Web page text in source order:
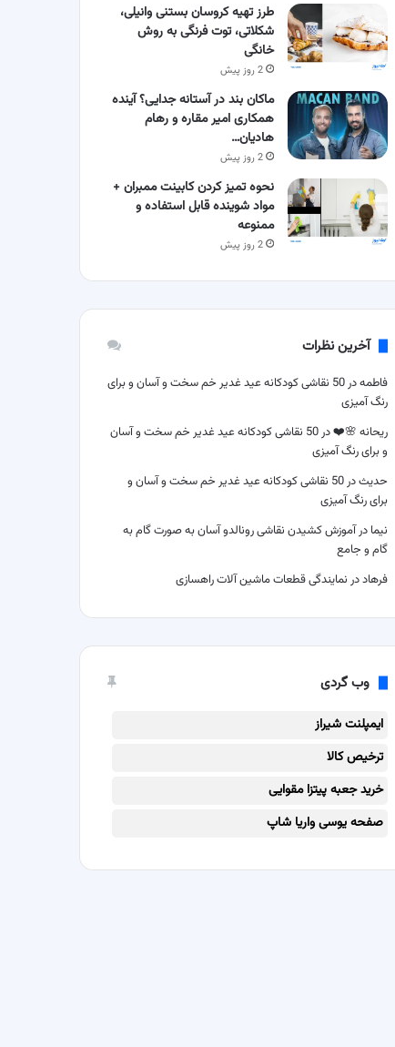
طرز تهیه کروسان بستنی وانیلی،
شکلاتی، توت فرنگی به روش
خانگی
2 روز پیش
ماکان بند در آستانه جدایی؟ آینده
همکاری امیر مقاره و رهام
هادیان…
2 روز پیش
نحوه تمیز کردن کابینت ممبران +
مواد شوینده قابل استفاده و
ممنوعه
2 روز پیش
آخرین نظرات
فاطمهدر
50 نقاشی کودکانه عید غدیر خم سخت و آسان و برای
رنگ آمیزی
ریحانه 🌸❤️در
50 نقاشی کودکانه عید غدیر خم سخت و آسان
و برای رنگ آمیزی
حدیثدر
50 نقاشی کودکانه عید غدیر خم سخت و آسان و
برای رنگ آمیزی
نیما درآموزش کشیدن نقاشی رونالدو آسان به صورت گام به
گام و جامع
فرهاددر نمایندگی قطعات ماشین آلات راهسازی
وب گردی
ایمپلنت شیراز
ترخیص کالا
خرید جعبه پیتزا مقوایی
صفحه یوسی واریا شاپ